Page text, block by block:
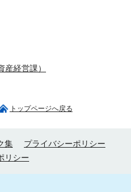
経営課）
トップページへ戻る
集
プライバシーポリシー
リシー